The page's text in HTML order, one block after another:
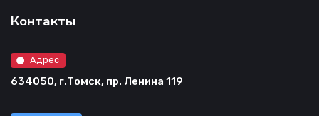
Контакты
Адрес
634050, г.Томск, пр. Ленина 119